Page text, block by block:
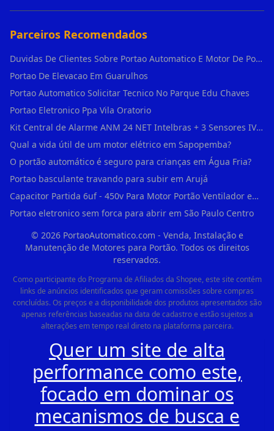
Parceiros Recomendados
Duvidas De Clientes Sobre Portao Automatico E Motor De Portao Motor De Portao Suspenso
Portao De Elevacao Em Guarulhos
Portao Automatico Solicitar Tecnico No Parque Edu Chaves
Portao Eletronico Ppa Vila Oratorio
Kit Central de Alarme ANM 24 NET Intelbras + 3 Sensores IVP 3000 CF + Bateria + em Vila Jacuí
Qual a vida útil de um motor elétrico em Sapopemba?
O portão automático é seguro para crianças em Água Fria?
Portao basculante travando para subir em Arujá
Capacitor Partida 6uf - 450v Para Motor Portão Ventilador em Vila Madalena
Portao eletronico sem forca para abrir em São Paulo Centro
© 2026PortaoAutomatico.com - Venda, Instalação e
Manutenção de Motores para Portão. Todos os direitos
reservados.
Como participante do Programa de Afiliados da Shopee, este site contém
links de anúncios identificados que geram comissões sobre compras
concluídas. Os preços e a disponibilidade dos produtos apresentados são
apenas referências baseadas na data de cadastro e estão sujeitos a
alterações em tempo real direto na plataforma parceira.
Quer um site de alta
performance como este,
focado em dominar os
mecanismos de busca e